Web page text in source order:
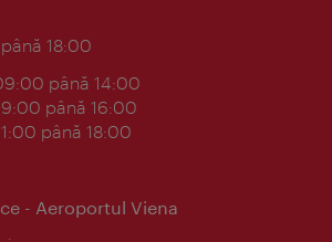
18:00
până 14:00
până 16:00
până 18:00
- Aeroportul Viena